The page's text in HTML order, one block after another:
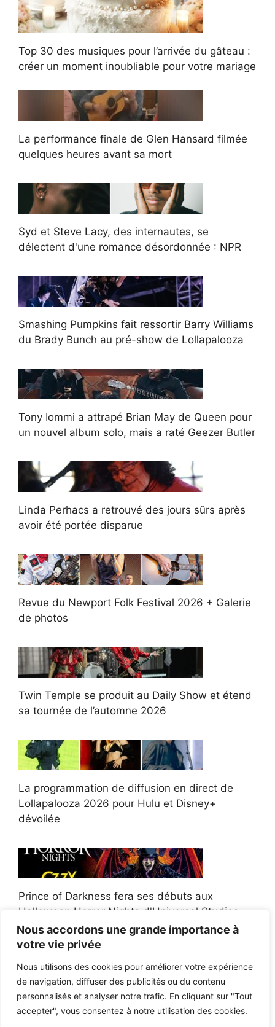
Nous accordons une grande importance à
votre vie privée
Nous utilisons des cookies pour améliorer votre expérience
de navigation, diffuser des publicités ou du contenu
personnalisés et analyser notre trafic. En cliquant sur "Tout
accepter", vous consentez à notre utilisation des cookies.
Top 30 des musiques pour l’arrivée du gâteau :
créer un moment inoubliable pour votre mariage
La performance finale de Glen Hansard filmée
quelques heures avant sa mort
Syd et Steve Lacy, des internautes, se
délectent d'une romance désordonnée : NPR
Smashing Pumpkins fait ressortir Barry Williams
du Brady Bunch au pré-show de Lollapalooza
Tony Iommi a attrapé Brian May de Queen pour
un nouvel album solo, mais a raté Geezer Butler
Linda Perhacs a retrouvé des jours sûrs après
avoir été portée disparue
Revue du Newport Folk Festival 2026 + Galerie
de photos
Twin Temple se produit au Daily Show et étend
sa tournée de l’automne 2026
La programmation de diffusion en direct de
Lollapalooza 2026 pour Hulu et Disney+
dévoilée
Prince of Darkness fera ses débuts aux
Halloween Horror Nights d'Universal Studios
Afroman poursuit un policier de l'Ohio après la
victoire du jury en diffamation